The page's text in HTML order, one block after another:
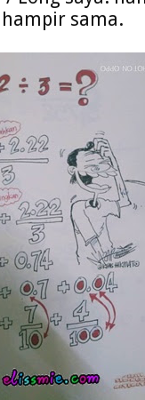
sama.